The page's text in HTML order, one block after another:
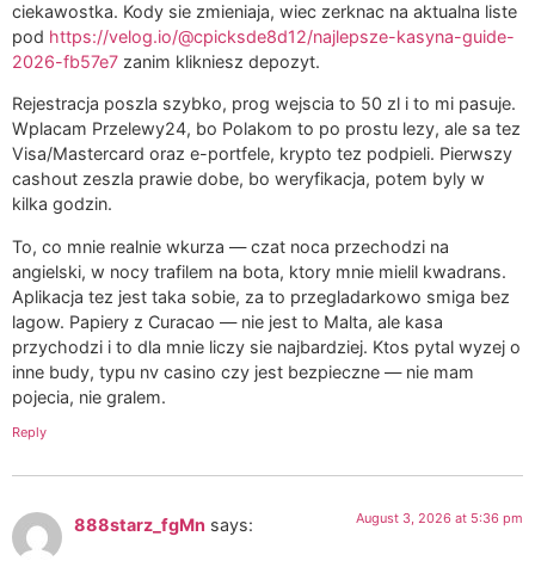
ciekawostka. Kody sie zmieniaja, wiec zerknac na aktualna liste
pod https://velog.io/@cpicksde8d12/najlepsze-kasyna-guide-
2026-fb57e7 zanim klikniesz depozyt.
Rejestracja poszla szybko, prog wejscia to 50 zl i to mi pasuje.
Wplacam Przelewy24, bo Polakom to po prostu lezy, ale sa tez
Visa/Mastercard oraz e-portfele, krypto tez podpieli. Pierwszy
cashout zeszla prawie dobe, bo weryfikacja, potem byly w
kilka godzin.
To, co mnie realnie wkurza — czat noca przechodzi na
angielski, w nocy trafilem na bota, ktory mnie mielil kwadrans.
Aplikacja tez jest taka sobie, za to przegladarkowo smiga bez
lagow. Papiery z Curacao — nie jest to Malta, ale kasa
przychodzi i to dla mnie liczy sie najbardziej. Ktos pytal wyzej o
inne budy, typu nv casino czy jest bezpieczne — nie mam
pojecia, nie gralem.
Reply
888starz_fgMn says: August 3, 2026 at 5:36 pm